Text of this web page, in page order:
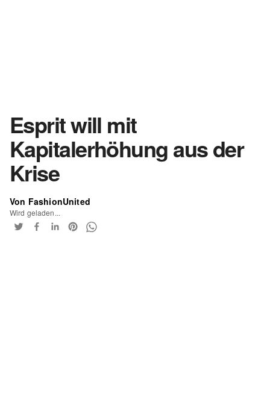
Esprit will mit
Kapitalerhöhung aus der
Krise
Von FashionUnited
Wird geladen...